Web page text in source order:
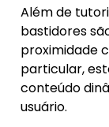
Além de
bastidores
proximidade
particular,
conteúdo
usuário.